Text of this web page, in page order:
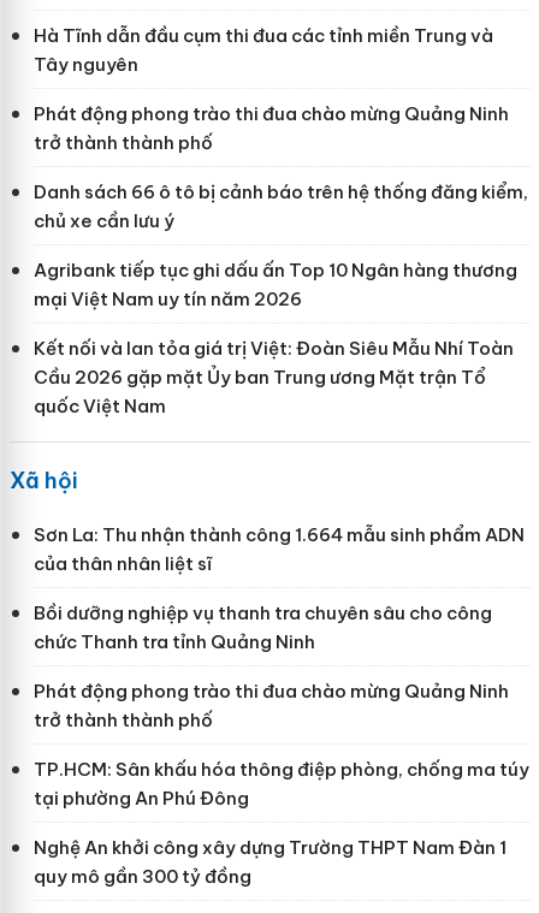
Hà Tĩnh dẫn đầu cụm thi đua các tỉnh miền Trung và
Tây nguyên
Phát động phong trào thi đua chào mừng Quảng Ninh
trở thành thành phố
Danh sách 66 ô tô bị cảnh báo trên hệ thống đăng kiểm,
chủ xe cần lưu ý
Agribank tiếp tục ghi dấu ấn Top 10 Ngân hàng thương
mại Việt Nam uy tín năm 2026
Kết nối và lan tỏa giá trị Việt: Đoàn Siêu Mẫu Nhí Toàn
Cầu 2026 gặp mặt Ủy ban Trung ương Mặt trận Tổ
quốc Việt Nam
Xã hội
Sơn La: Thu nhận thành công 1.664 mẫu sinh phẩm ADN
của thân nhân liệt sĩ
Bồi dưỡng nghiệp vụ thanh tra chuyên sâu cho công
chức Thanh tra tỉnh Quảng Ninh
Phát động phong trào thi đua chào mừng Quảng Ninh
trở thành thành phố
TP.HCM: Sân khấu hóa thông điệp phòng, chống ma túy
tại phường An Phú Đông
Nghệ An khởi công xây dựng Trường THPT Nam Đàn 1
quy mô gần 300 tỷ đồng